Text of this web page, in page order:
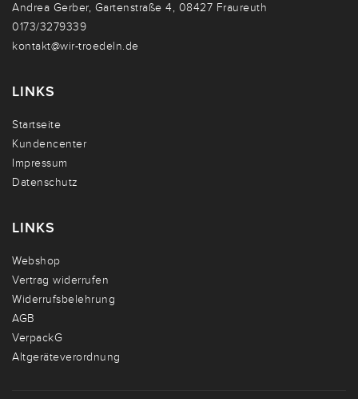
Andrea Gerber, Gartenstraße 4, 08427 Fraureuth
0173/3279339
kontakt@wir-troedeln.de
LINKS
Startseite
Kundencenter
Impressum
Datenschutz
LINKS
Webshop
Vertrag widerrufen
Widerrufsbelehrung
AGB
VerpackG
Altgeräteverordnung